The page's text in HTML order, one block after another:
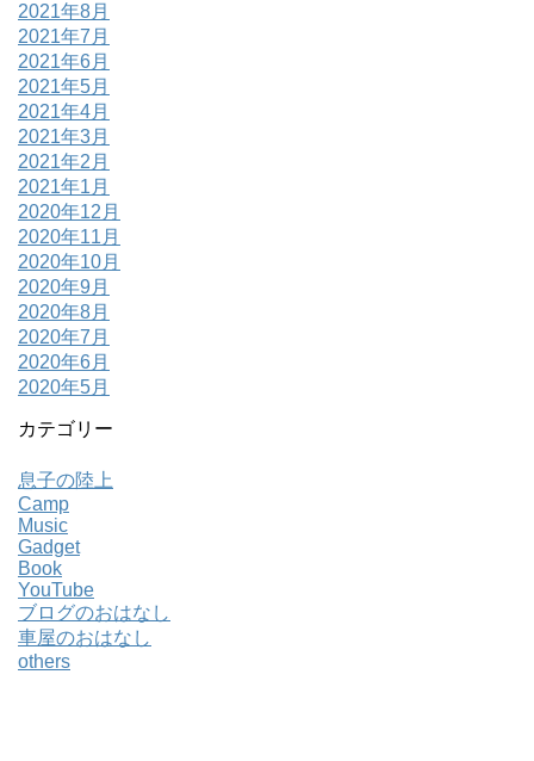
2021年8月
2021年7月
2021年6月
2021年5月
2021年4月
2021年3月
2021年2月
2021年1月
2020年12月
2020年11月
2020年10月
2020年9月
2020年8月
2020年7月
2020年6月
2020年5月
カテゴリー
息子の陸上
Camp
Music
Gadget
Book
YouTube
ブログのおはなし
車屋のおはなし
others